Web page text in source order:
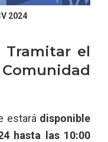
2024
Tramitar el
estará disponible
hasta las 10:00